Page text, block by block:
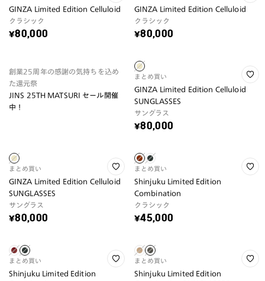
GINZA Limited Edition Celluloid
クラシック
¥80,000
GINZA Limited Edition Celluloid
クラシック
¥80,000
創業25周年の感謝の気持ちを込め
た還元祭
JINS 25TH MATSURI セール開催
中！
まとめ買い
GINZA Limited Edition Celluloid
SUNGLASSES
サングラス
¥80,000
まとめ買い
GINZA Limited Edition Celluloid
SUNGLASSES
サングラス
¥80,000
まとめ買い
Shinjuku Limited Edition
Combination
クラシック
¥45,000
まとめ買い
Shinjuku Limited Edition
まとめ買い
Shinjuku Limited Edition